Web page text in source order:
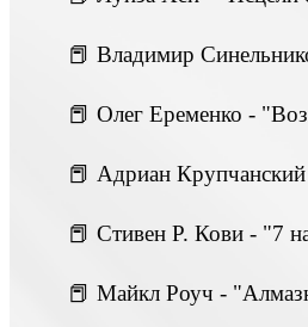
📕 Владимир
📕 Олег Еременко -
📕 Адриан
📕 Стивен Р. Кови - "7
📕 Майкл Роуч -